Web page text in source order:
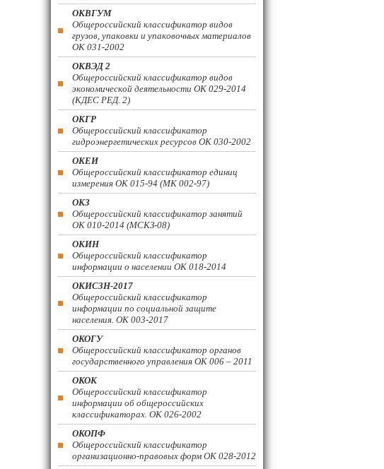
ОКВГУМ
Общероссийский классификатор видов
грузов, упаковки и упаковочных материалов
ОК 031-2002
ОКВЭД 2
Общероссийский классификатор видов
экономической деятельности ОК 029-2014
(КДЕС РЕД. 2)
ОКГР
Общероссийский классификатор
гидроэнергетических ресурсов ОК 030-2002
ОКЕИ
Общероссийский классификатор единиц
измерения ОК 015-94 (МК 002-97)
ОКЗ
Общероссийский классификатор занятий
ОК 010-2014 (МСКЗ-08)
ОКИН
Общероссийский классификатор
информации о населении ОК 018-2014
ОКИСЗН-2017
Общероссийский классификатор
информации по социальной защите
населения. ОК 003-2017
ОКОГУ
Общероссийский классификатор органов
государственного управления ОК 006 – 2011
ОКОК
Общероссийский классификатор
информации об общероссийских
классификаторах. ОК 026-2002
ОКОПФ
Общероссийский классификатор
организационно-правовых форм ОК 028-2012